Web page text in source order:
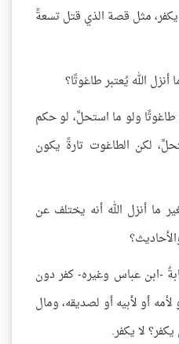
مثل قصة الذي قتل تسعةً
الله يُعتبر طاغوتًا؟
ولو ما استحلَّ، لو حكم
لكن الطاغوت تارةً يكون
أنزل الله أنه يختلف عن
-ابن عباس وغيره- كفر دون
أو لأبيه أو لصديقه، ومال
لا يكفر.